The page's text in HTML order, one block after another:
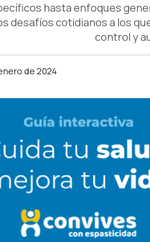
hasta enfoques
desafíos cotidianos a los
control y
de 2024